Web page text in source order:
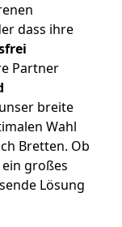
dass ihre
Partner
breite
Wahl
Bretten. Ob
großes
Lösung